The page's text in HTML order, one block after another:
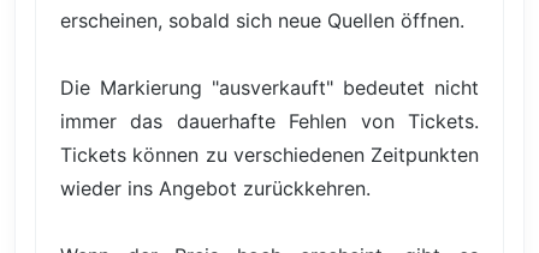
erscheinen, sobald sich neue Quellen öffnen.
Die Markierung "ausverkauft" bedeutet nicht
immer das dauerhafte Fehlen von Tickets.
Tickets können zu verschiedenen Zeitpunkten
wieder ins Angebot zurückkehren.